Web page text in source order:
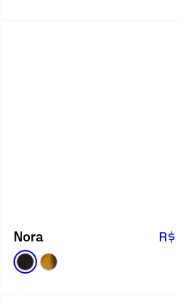
Nora